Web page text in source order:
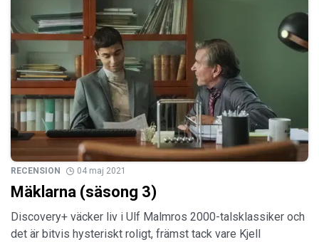
RECENSION 04 maj 2021
Mäklarna (säsong 3)
Discovery+ väcker liv i Ulf Malmros 2000-talsklassiker och
det är bitvis hysteriskt roligt, främst tack vare Kjell